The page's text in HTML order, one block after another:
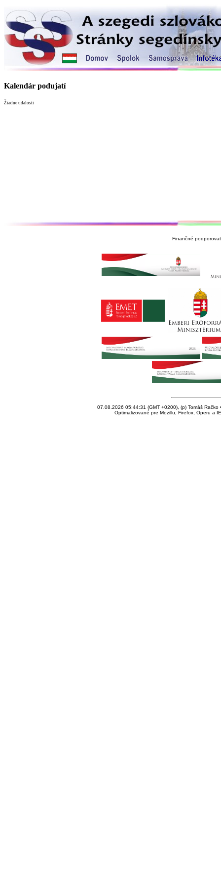
Kalendár podujatí
Žiadne udalosti
Finančné
07.08.2026 05:44:31 (GMT +0200), (p) Tomáš Račko
Optimalizované pre Mozillu, Firefox, Operu a